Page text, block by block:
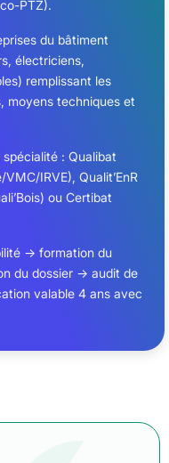
PTZ).
du bâtiment
électriciens,
remplissant les
moyens techniques et
spécialité : Qualibat
IRVE), Qualit’EnR
ou Certibat
→ formation du
du dossier → audit de
valable 4 ans avec